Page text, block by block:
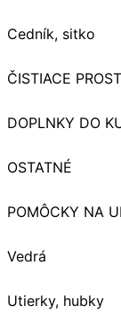
Cedník, sitko
ČISTIACE
DOPLNKY DO
OSTATNÉ
POMÔCKY NA
Vedrá
Utierky, hubky